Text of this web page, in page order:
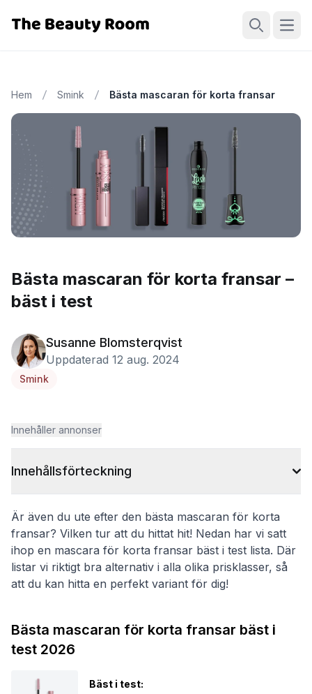
Hem Smink Bästa mascaran för korta fransar
Bästa mascaran för korta fransar –
bäst i test
Susanne Blomsterqvist
Uppdaterad 12 aug. 2024
Smink
Innehåller annonser
Innehållsförteckning
Är även du ute efter den bästa mascaran för korta
fransar? Vilken tur att du hittat hit! Nedan har vi satt
ihop en mascara för korta fransar bäst i test lista. Där
listar vi riktigt bra alternativ i alla olika prisklasser, så
att du kan hitta en perfekt variant för dig!
Bästa mascaran för korta fransar bäst i
test 2026
Bäst i test: